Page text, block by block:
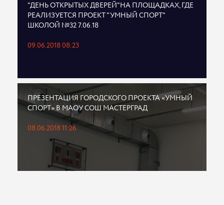
"ДЕНЬ ОТКРЫТЫХ ДВЕРЕЙ"НА ПЛОЩАДКАХ, ГДЕ
РЕАЛИЗУЕТСЯ ПРОЕКТ "УМНЫЙ СПОРТ"
ШКОЛОЙ №32 7.06.18
09.06.2018 08:23
ПРЕЗЕНТАЦИЯ ГОРОДСКОГО ПРОЕКТА «УМНЫЙ
СПОРТ» В МАОУ СОШ МАСТЕРГРАД
08.06.2018 11:26